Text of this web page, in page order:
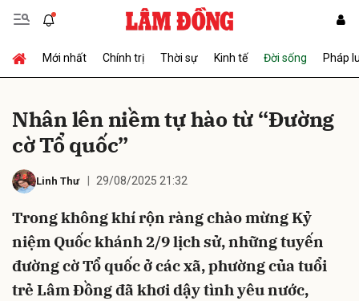
Mới nhất Chính trị Thời sự Kinh tế Đời sống Pháp
Nhân lên niềm tự hào từ “Đường
cờ Tổ quốc”
Linh Thư 29/08/2025 21:32
Trong không khí rộn ràng chào mừng Kỷ
niệm Quốc khánh 2/9 lịch sử, những tuyến
đường cờ Tổ quốc ở các xã, phường của tuổi
trẻ Lâm Đồng đã khơi dậy tình yêu nước,
Gửi bình luận
Hủy Gửi